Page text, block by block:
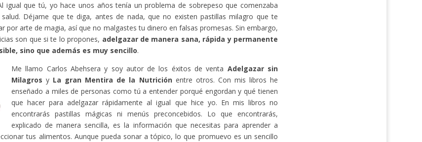
igual que tú, yo hace unos años tenía un problema de sobrepeso que comenzaba
Déjame que te diga, antes de nada, que no existen pastillas milagro que te
por arte de magia, así que no malgastes tu dinero en falsas promesas. Sin embargo,
son que si te lo propones, adelgazar de manera sana, rápida y permanente
sino que además es muy sencillo.
Me llamo Carlos Abehsera y soy autor de los éxitos de venta Adelgazar sin
Milagros y La gran Mentira de la Nutriciónentre otros. Con mis libros he
enseñado a miles de personas como tú a entender porqué engordan y qué tienen
que hacer para adelgazar rápidamente al igual que hice yo. En mis libros no
encontrarás pastillas mágicas ni menús preconcebidos. Lo que encontrarás,
explicado de manera sencilla, es la información que necesitas para aprender a
tus alimentos. Aunque pueda sonar a tópico, lo que promuevo es un sencillo